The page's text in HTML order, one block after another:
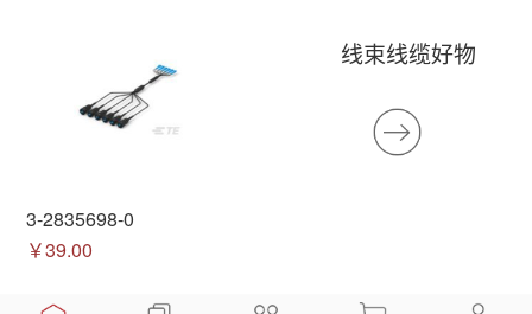
3-2835698-0
￥39.00
线束线缆好物